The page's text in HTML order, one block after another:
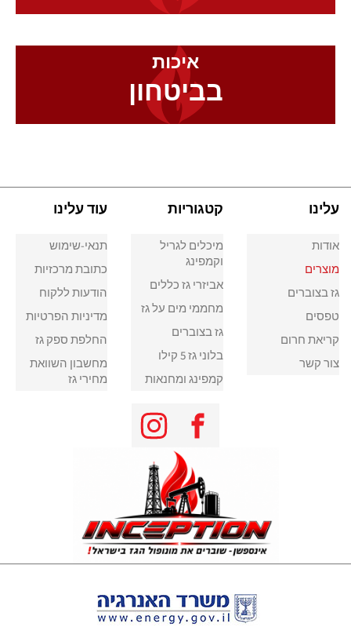
איכות
בביטחון
עלינו
אודות
מוצרים
גז בצוברים
טפסים
קריאת חרום
צור קשר
קטגוריות
מיכלים לגריל
וקמפינג
אביזרי גז כללים
מחממי מים על גז
גז בצוברים
בלוני גז 5 קילו
קמפינג ומחנאות
עוד עלינו
תנאי-שימוש
כתובת מרכזיות
הודעות ללקוח
מדיניות הפרטיות
החלפת ספק גז
מחשבון השוואת
מחירי גז